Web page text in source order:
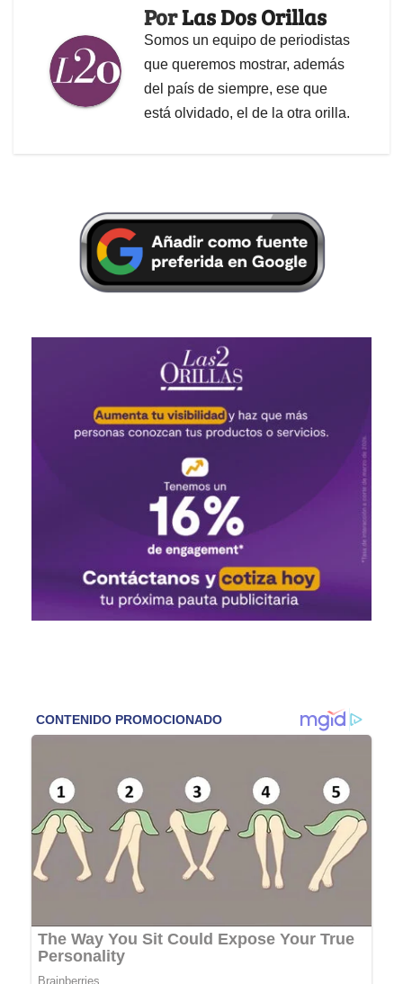
PorLas Dos Orillas
Somos un equipo de periodistas
que queremos mostrar, además
del país de siempre, ese que
está olvidado, el de la otra orilla.